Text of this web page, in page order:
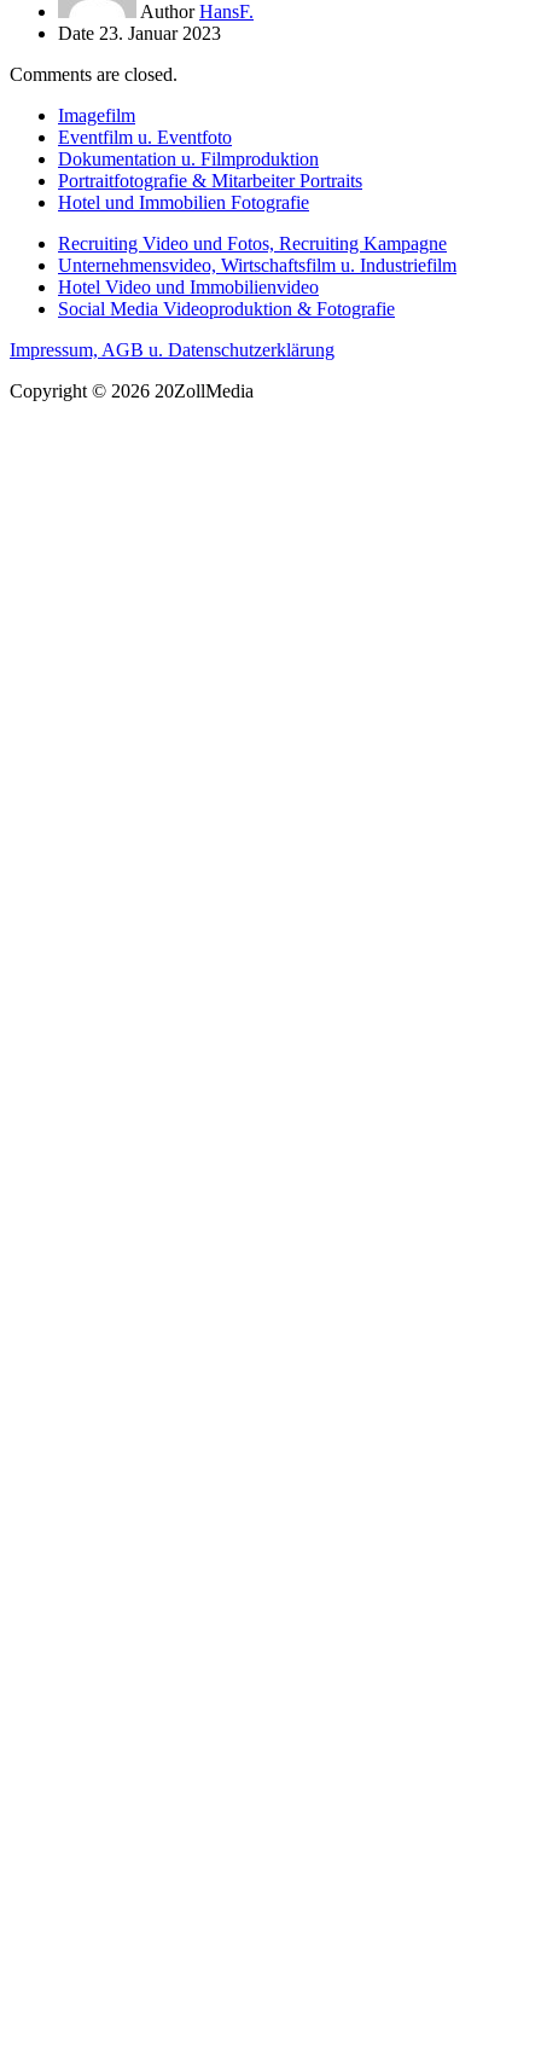
Author HansF.
Date 23. Januar 2023
Comments are closed.
Imagefilm
Eventfilm u. Eventfoto
Dokumentation u. Filmproduktion
Portraitfotografie & Mitarbeiter Portraits
Hotel und Immobilien Fotografie
Recruiting Video und Fotos, Recruiting Kampagne
Unternehmensvideo, Wirtschaftsfilm u. Industriefilm
Hotel Video und Immobilienvideo
Social Media Videoproduktion & Fotografie
Impressum, AGB u. Datenschutzerklärung
Copyright © 2026 20ZollMedia